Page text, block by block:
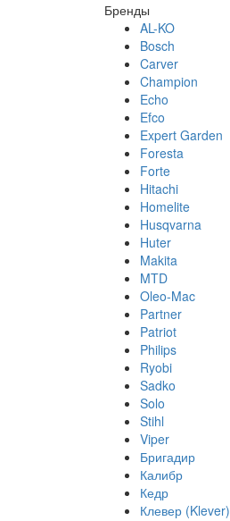
Бренды
AL-KO
Bosch
Carver
Champion
Echo
Efco
Expert Garden
Foresta
Forte
Hitachi
Homelite
Husqvarna
Huter
Makita
MTD
Oleo-Mac
Partner
Patriot
Philips
Ryobi
Sadko
Solo
Stihl
Viper
Бригадир
Калибр
Кедр
Клевер (Klever)